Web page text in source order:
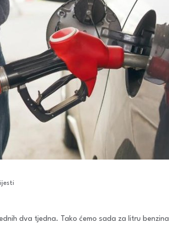
dva tjedna. Tako ćemo sada za litru benzina